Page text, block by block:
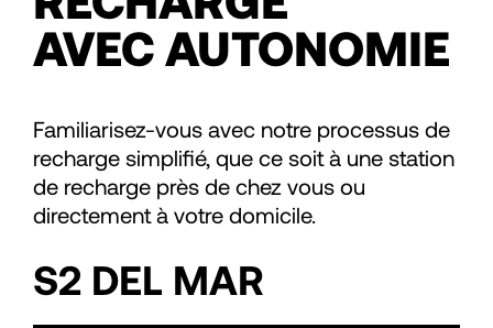
AVEC AUTONOMIE
Familiarisez-vous avec notre processus de
recharge simplifié, que ce soit à une station
de recharge près de chez vous ou
directement à votre domicile.
S2 DEL MAR